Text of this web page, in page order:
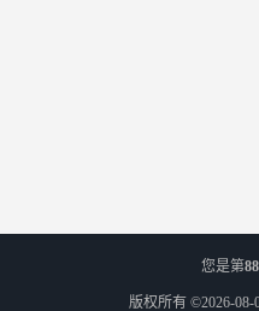
您是第
版权所有 ©2026-08-